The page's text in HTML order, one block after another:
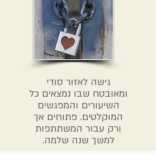
גישה לאזור סודי
ומאובטח שבו נמצאים כל
השיעורים והמפגשים
המוקלטים. פתוחים אך
ורק עבור המשתתפות
למשך שנה שלמה.